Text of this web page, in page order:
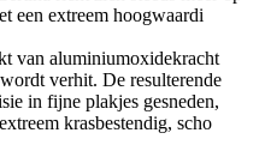
een extreem hoogwaardi
van aluminiumoxidekracht
verhit. De resulterende
in fijne plakjes gesneden,
krasbestendig, scho